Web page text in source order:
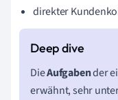
direkter
DieAufgabender
erwähnt, sehr